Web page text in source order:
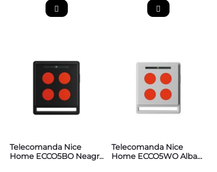
Telecomanda Nice
Home ECCO5BO Neagra
Telecomanda Nice
Home ECCO5WO Alba